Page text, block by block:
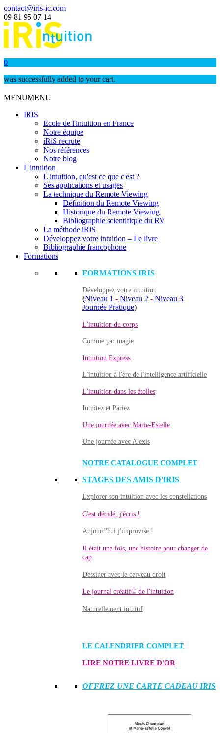
contact@iris-ic.com
09 81 95 07 14
0
was successfully added to your cart.
MENUMENU
IRIS
Ecole de l'intuition en France
Notre équipe
iRiS recrute
Nos références
Notre blog
L'intuition
L'intuition, qu'est ce que c'est ?
Ses applications et usages
La technique du Remote Viewing
Définition du Remote Viewing
Historique du Remote Viewing
Bibliographie scientifique du RV
La méthode iRiS
Développez votre intuition – Le livre
Bibliographie francophone
Formations
FORMATIONS IRIS
Développez votre intuition
(Niveau 1 - Niveau 2 - Niveau 3
Journée Pratique)
L'intuition du corps
Comme par magie
Intuition Express
L'intuition à l'ère de l'intelligence artificielle
L'intuition dans les étoiles
Intuitez et Pariez
Une journée avec Marie-Estelle
Une journée avec Alexis
NOTRE CATALOGUE COMPLET
STAGES DES AMIS D'IRIS
Explorer son intuition avec les constellations
C'est décidé, j'écris !
Aujourd'hui j'improvise !
Il était une fois, une histoire pour changer de
cap
Dessiner avec le cerveau droit
Le journal créatif© de l'intuition
Naturellement intuitif
LE CALENDRIER COMPLET
LIRE NOTRE LIVRE D'OR
OFFREZ UNE CARTE CADEAU IRIS